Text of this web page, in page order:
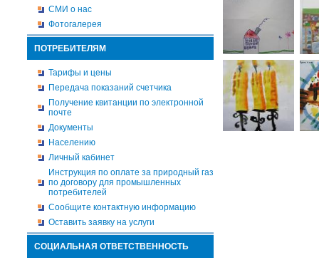
СМИ о нас
Фотогалерея
ПОТРЕБИТЕЛЯМ
Тарифы и цены
Передача показаний счетчика
Получение квитанции по электронной
почте
Документы
Населению
Личный кабинет
Инструкция по оплате за природный газ
по договору для промышленных
потребителей
Сообщите контактную информацию
Оставить заявку на услуги
СОЦИАЛЬНАЯ ОТВЕТСТВЕННОСТЬ